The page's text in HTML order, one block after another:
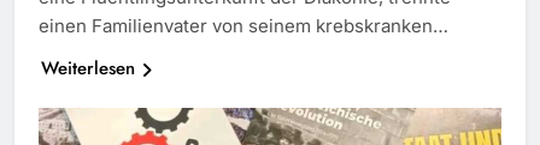
einen Familienvater von seinem krebskranken…
Weiterlesen